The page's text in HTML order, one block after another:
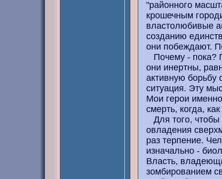
"районного
крошечным
властолюбивые
созданию
они побеждают.
Почему - пока?
они инертны,
активную борьбу
ситуация. Эту
Мои герои
смерть, когда,
Для того, чтобы
овладения
раз терпение.
изначально -
Власть,
зомбированием